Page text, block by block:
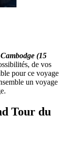
(15
de vos
pour ce voyage
un voyage
Tour du